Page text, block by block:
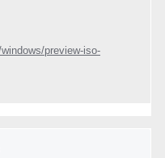
preview-iso-